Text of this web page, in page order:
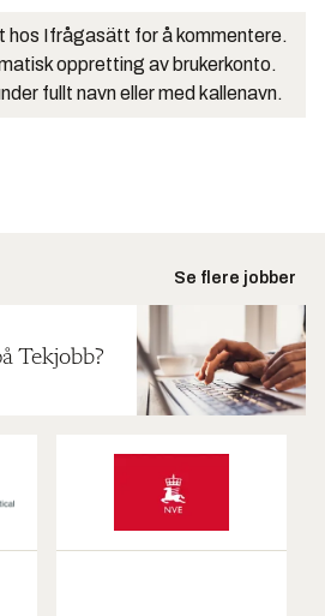
hos Ifrågasätt for å kommentere.
oppretting av brukerkonto.
fullt navn eller med kallenavn.
Se flere jobber
Tekjobb?